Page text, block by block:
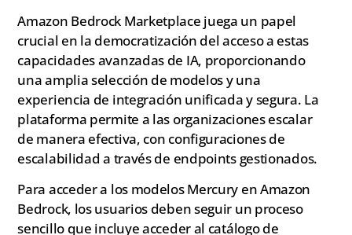
Amazon Bedrock Marketplace juega un papel
crucial en la democratización del acceso a estas
capacidades avanzadas de IA, proporcionando
una amplia selección de modelos y una
experiencia de integración unificada y segura. La
plataforma permite a las organizaciones escalar
de manera efectiva, con configuraciones de
escalabilidad a través de endpoints gestionados.
Para acceder a los modelos Mercury en Amazon
Bedrock, los usuarios deben seguir un proceso
sencillo que incluye acceder al catálogo de